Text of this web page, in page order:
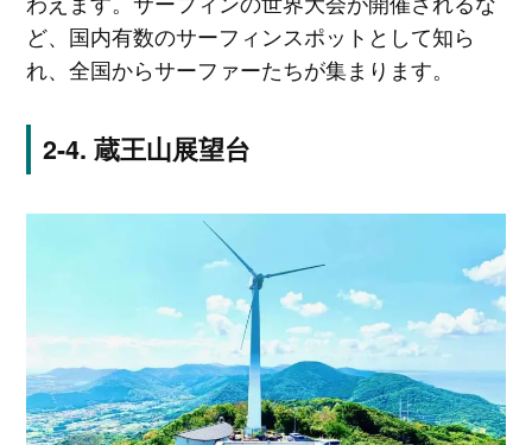
ど、国内有数のサーフィンスポットとして知ら
れ、全国からサーファーたちが集まります。
蔵王山展望台